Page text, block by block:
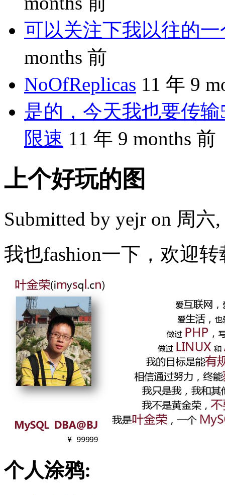
可以关注下我以往的
months 前
NoOfReplicas 11 年 9
是的，今天我也要传
限速 11 年 9 months 前
上个好玩的图
Submitted by yejr on 周六,
我也fashion一下，欢迎
个人涂鸦: